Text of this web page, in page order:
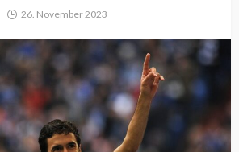
26. November 2023